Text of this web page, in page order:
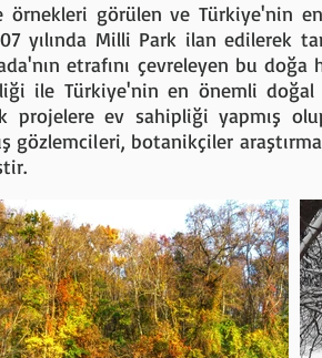
örnekleri görülen ve Türkiye'nin
yılında Milli Park ilan edilerek
etrafını çevreleyen bu doğa
ile Türkiye'nin en önemli doğal
projelere ev sahipliği yapmış
gözlemcileri, botanikçiler